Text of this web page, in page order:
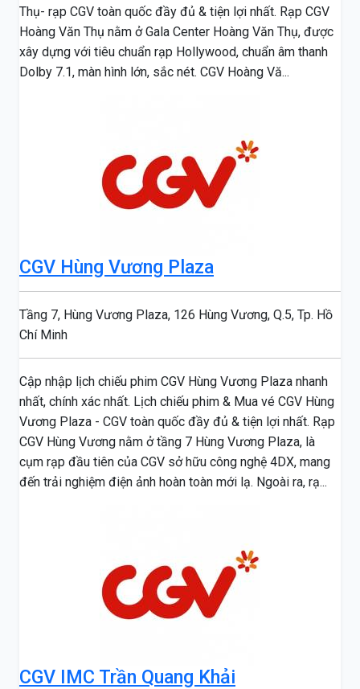
Thụ- rạp CGV toàn quốc đầy đủ & tiện lợi nhất. Rạp CGV
Hoàng Văn Thụ nằm ở Gala Center Hoàng Văn Thụ, được
xây dựng với tiêu chuẩn rạp Hollywood, chuẩn âm thanh
Dolby 7.1, màn hình lớn, sắc nét. CGV Hoàng Vă...
CGV Hùng Vương Plaza
Tầng 7, Hùng Vương Plaza, 126 Hùng Vương, Q.5, Tp. Hồ
Chí Minh
Cập nhập lịch chiếu phim CGV Hùng Vương Plaza nhanh
nhất, chính xác nhất. Lịch chiếu phim & Mua vé CGV Hùng
Vương Plaza - CGV toàn quốc đầy đủ & tiện lợi nhất. Rạp
CGV Hùng Vương nằm ở tầng 7 Hùng Vương Plaza, là
cụm rạp đầu tiên của CGV sở hữu công nghệ 4DX, mang
đến trải nghiệm điện ảnh hoàn toàn mới lạ. Ngoài ra, rạ...
CGV IMC Trần Quang Khải